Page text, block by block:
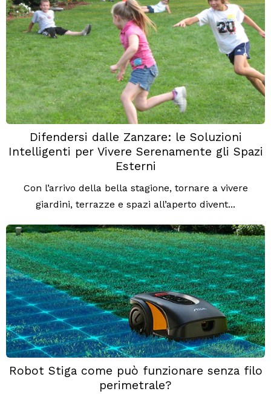
Difendersi dalle Zanzare: le Soluzioni
Intelligenti per Vivere Serenamente gli Spazi
Esterni
Con l’arrivo della bella stagione, tornare a vivere
giardini, terrazze e spazi all’aperto divent...
Robot Stiga come può funzionare senza filo
perimetrale?